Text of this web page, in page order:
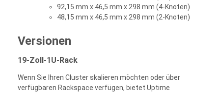
92,15 mm x 46,5 mm x 298 mm (4-Knoten)
48,15 mm x 46,5 mm x 298 mm (2-Knoten)
Versionen
19-Zoll-1U-Rack
Wenn Sie Ihren Cluster skalieren möchten oder über
verfügbaren Rackspace verfügen, bietet Uptime